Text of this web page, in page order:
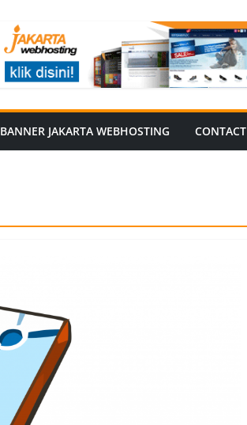
BANNER JAKARTA WEBHOSTING CONTACT